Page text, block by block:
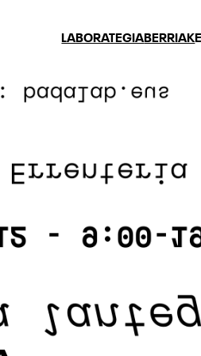
LABORATEGIABERRIAK